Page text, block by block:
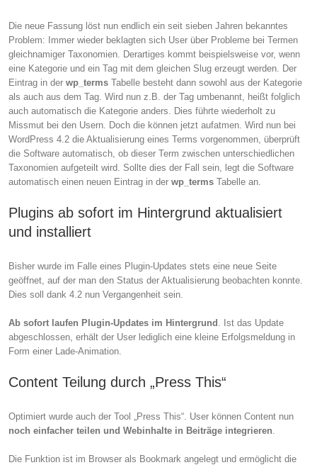
Die neue Fassung löst nun endlich ein seit sieben Jahren bekanntes
Problem: Immer wieder beklagten sich User über Probleme bei Termen
gleichnamiger Taxonomien. Derartiges kommt beispielsweise vor, wenn
eine Kategorie und ein Tag mit dem gleichen Slug erzeugt werden. Der
Eintrag in der wp_terms Tabelle besteht dann sowohl aus der Kategorie
als auch aus dem Tag. Wird nun z.B. der Tag umbenannt, heißt folglich
auch automatisch die Kategorie anders. Dies führte wiederholt zu
Missmut bei den Usern. Doch die können jetzt aufatmen. Wird nun bei
WordPress 4.2 die Aktualisierung eines Terms vorgenommen, überprüft
die Software automatisch, ob dieser Term zwischen unterschiedlichen
Taxonomien aufgeteilt wird. Sollte dies der Fall sein, legt die Software
automatisch einen neuen Eintrag in der wp_terms Tabelle an.
Plugins ab sofort im Hintergrund aktualisiert
und installiert
Bisher wurde im Falle eines Plugin-Updates stets eine neue Seite
geöffnet, auf der man den Status der Aktualisierung beobachten konnte.
Dies soll dank 4.2 nun Vergangenheit sein.
Ab sofort laufen Plugin-Updates im Hintergrund . Ist das Update
abgeschlossen, erhält der User lediglich eine kleine Erfolgsmeldung in
Form einer Lade-Animation.
Content Teilung durch „Press This“
Optimiert wurde auch der Tool „Press This“. User können Content nun
noch einfacher teilen und Webinhalte in Beiträge integrieren.
Die Funktion ist im Browser als Bookmark angelegt und ermöglicht die